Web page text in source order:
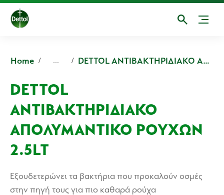
Home ... DETTOL ΑΝΤΙΒΑΚΤΗΡΙΔΙΑΚΟ ΑΠΟΛΥΜΑΝΤΙΚΟ ΡΟΥΧΩΝ
DETTOL
ΑΝΤΙΒΑΚΤΗΡΙΔΙΑΚΟ
ΑΠΟΛΥΜΑΝΤΙΚΟ ΡΟΥΧΩΝ
2.5LT
Εξουδετερώνει τα βακτήρια που προκαλούν οσμές
στην πηγή τους για πιο καθαρά ρούχα